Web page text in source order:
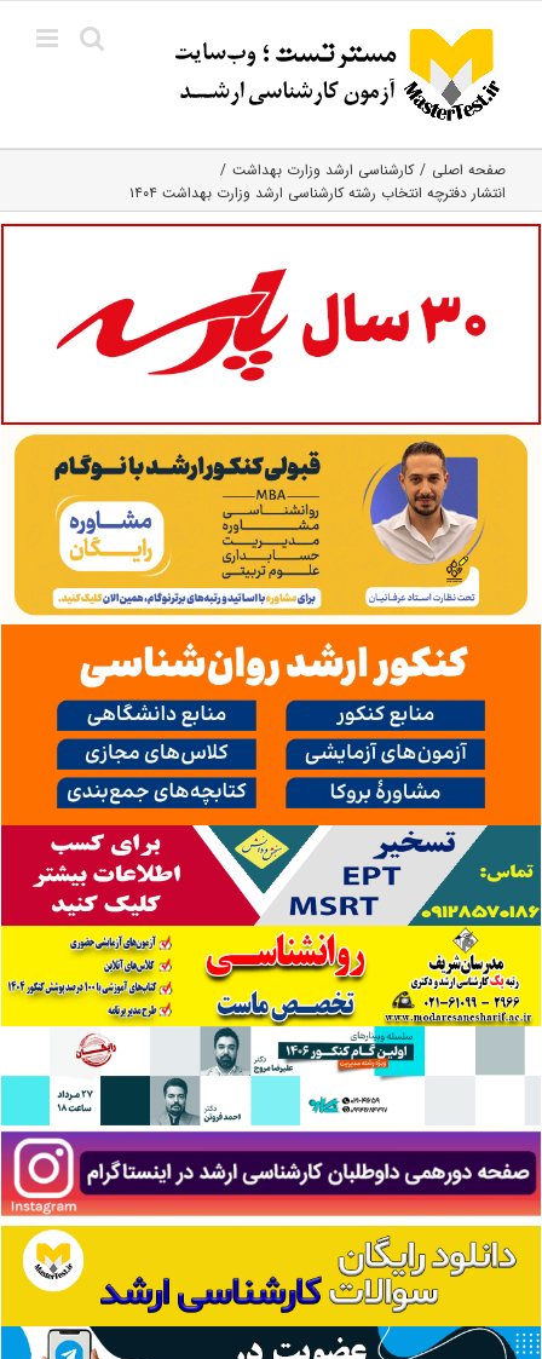
content
صفحه اصلی
کارشناسی ارشد وزارت بهداشت
انتشار دفترچه انتخاب رشته کارشناسی ارشد وزارت بهداشت ۱۴۰۴